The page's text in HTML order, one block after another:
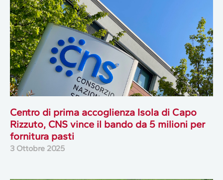
Centro di prima accoglienza Isola di Capo
Rizzuto, CNS vince il bando da 5 milioni per
fornitura pasti
3 Ottobre 2025